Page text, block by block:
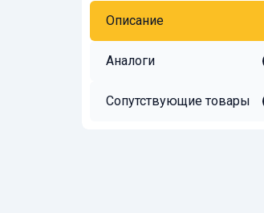
Описание
Аналоги
Сопутствующие товары